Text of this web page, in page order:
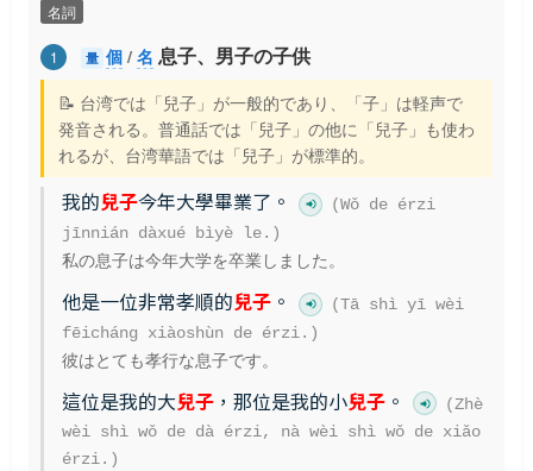
名詞
1 量 個 / 名 息子、男子の子供
📝 台湾では「兒子」が一般的であり、「子」は軽声で
発音される。普通話では「兒子」の他に「兒子」も使わ
れるが、台湾華語では「兒子」が標準的。
我的兒子今年大學畢業了。
(Wǒ de érzi
jīnnián dàxué bìyè le.)
私の息子は今年大学を卒業しました。
他是一位非常孝順的兒子 。
(Tā shì yī wèi
fēicháng xiàoshùn de érzi.)
彼はとても孝行な息子です。
這位是我的大兒子 ，那位是我的小兒子 。
(Zhè
wèi shì wǒ de dà érzi, nà wèi shì wǒ de xiǎo
érzi.)